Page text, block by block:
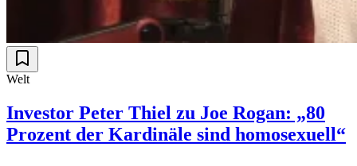
Welt
Investor Peter Thiel zu Joe Rogan: „80
Prozent der Kardinäle sind homosexuell“